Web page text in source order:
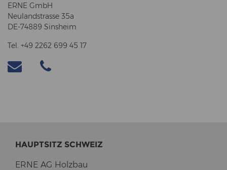
ERNE GmbH
Neulandstrasse 35a
DE-74889 Sinsheim
Tel. +49 2262 699 45 17
HAUPT­SITZ SCHWEIZ
ERNE AG Holz­bau